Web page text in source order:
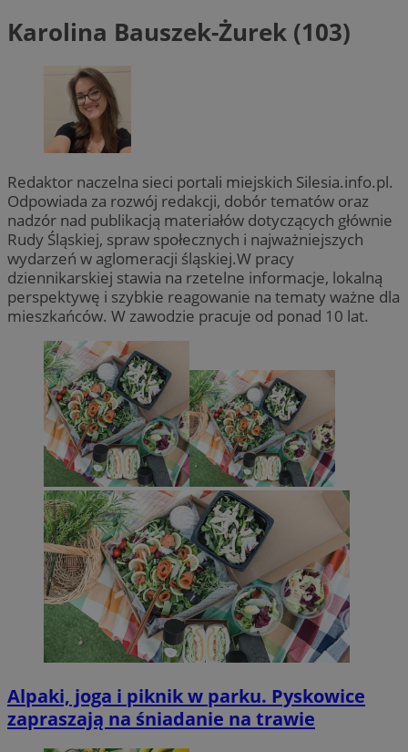
Karolina Bauszek-Żurek (103)
Redaktor naczelna sieci portali miejskich Silesia.info.pl.
Odpowiada za rozwój redakcji, dobór tematów oraz
nadzór nad publikacją materiałów dotyczących głównie
Rudy Śląskiej, spraw społecznych i najważniejszych
wydarzeń w aglomeracji śląskiej.W pracy
dziennikarskiej stawia na rzetelne informacje, lokalną
perspektywę i szybkie reagowanie na tematy ważne dla
mieszkańców. W zawodzie pracuje od ponad 10 lat.
Alpaki, joga i piknik w parku. Pyskowice
zapraszają na śniadanie na trawie